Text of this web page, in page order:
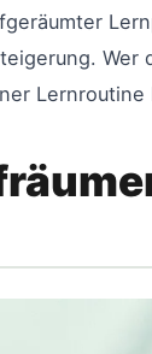
Wer
Lernroutine